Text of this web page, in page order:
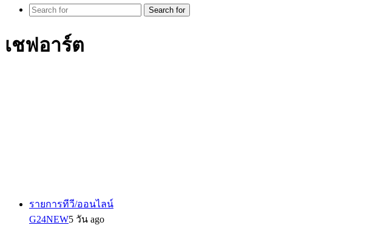
Search for
เชฟอาร์ต
รายการทีวี/ออนไลน์
G24NEW5 วัน ago